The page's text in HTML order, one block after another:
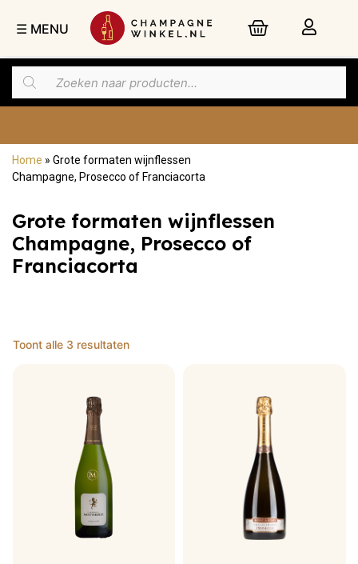
☰ MENU
Nu besteld,dinsdag in huis
Home » Grote formaten wijnflessen
Champagne, Prosecco of Franciacorta
Grote formaten wijnflessen
Champagne, Prosecco of
Franciacorta
Toont alle 3 resultaten